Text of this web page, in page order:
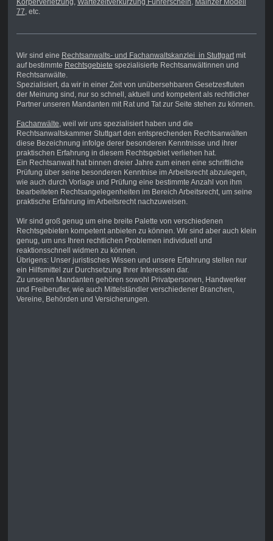
Körperverletzung, Wartezeitverkürzung Führerschein, Mainzer Modell
77, etc.
Wir sind eine Rechtsanwalts- und Fachanwaltskanzlei in Stuttgartmit
auf bestimmte Rechtsgebiete spezialisierte Rechtsanwältinnen und
Rechtsanwälte.
Spezialisiert, da wir in einer Zeit von unübersehbaren Gesetzesfluten
der Meinung sind, nur so schnell, aktuell und kompetent als rechtlicher
Partner unseren Mandanten mit Rat und Tat zur Seite stehen zu können.
Fachanwälte, weil wir uns spezialisiert haben und die
Rechtsanwaltskammer Stuttgart den entsprechenden Rechtsanwälten
diese Bezeichnung infolge derer besonderen Kenntnisse und ihrer
praktischen Erfahrung in diesem Rechtsgebiet verliehen hat.
Ein Rechtsanwalt hat binnen dreier Jahre zum einen eine schriftliche
Prüfung über seine besonderen Kenntnise im Arbeitsrecht abzulegen,
wie auch durch Vorlage und Prüfung eine bestimmte Anzahl von ihm
bearbeiteten Rechtsangelegenheiten im Bereich Arbeitsrecht, um seine
praktische Erfahrung im Arbeitsrecht nachzuweisen.
Wir sind groß genug um eine breite Palette von verschiedenen
Rechtsgebieten kompetent anbieten zu können. Wir sind aber auch klein
genug, um uns Ihren rechtlichen Problemen individuell und
reaktionsschnell widmen zu können.
Übrigens: Unser juristisches Wissen und unsere Erfahrung stellen nur
ein Hilfsmittel zur Durchsetzung Ihrer Interessen dar.
Zu unseren Mandanten gehören sowohl Privatpersonen, Handwerker
und Freiberufler, wie auch Mittelständler verschiedener Branchen,
Vereine, Behörden und Versicherungen.